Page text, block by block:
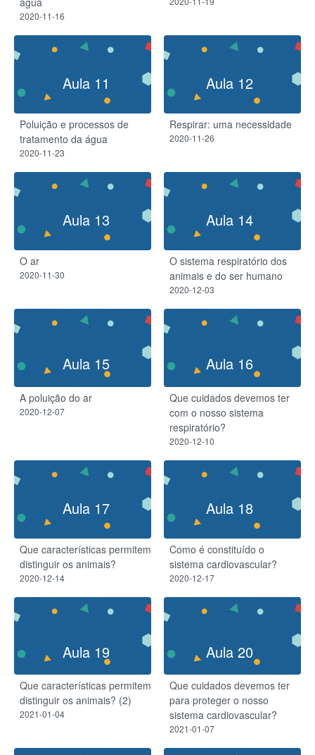
2020-11-16
Aula 11
Poluição e processos de
tratamento da água
2020-11-23
Aula 12
Respirar: uma necessidade
2020-11-26
Aula 13
O ar
2020-11-30
Aula 14
O sistema respiratório dos
animais e do ser humano
2020-12-03
Aula 15
A poluição do ar
2020-12-07
Aula 16
Que cuidados devemos ter
com o nosso sistema
respiratório?
2020-12-10
Aula 17
Que características permitem
distinguir os animais?
2020-12-14
Aula 18
Como é constituído o
sistema cardiovascular?
2020-12-17
Aula 19
Que características permitem
distinguir os animais? (2)
2021-01-04
Aula 20
Que cuidados devemos ter
para proteger o nosso
sistema cardiovascular?
2021-01-07